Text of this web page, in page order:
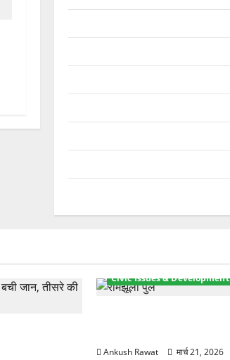
Civic Issues & Development
Ankush Rawat मार्च 21, 2026